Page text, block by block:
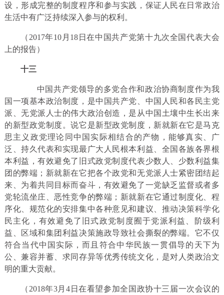
设，形成完整的制度程序和参与实践，保证人民在日常政治
生活中有广泛持续深入参与的权利。
（2017年10月18日在中国共产党第十九次全国代表大会
上的报告）
十三
中国共产党领导的多党合作和政治协商制度作为我
国一项基本政治制度，是中国共产党、中国人民和各民主党
派、无党派人士的伟大政治创造，是从中国土壤中生长出来
的新型政党制度。说它是新型政党制度，新就新在它是马克
思主义政党理论同中国实际相结合的产物，能够真实、广
泛、持久代表和实现最广大人民根本利益、全国各族各界根
本利益，有效避免了旧式政党制度代表少数人、少数利益集
团的弊端；新就新在它把各个政党和无党派人士紧密团结起
来、为着共同目标而奋斗，有效避免了一党缺乏监督或者多
党轮流坐庄、恶性竞争的弊端；新就新在它通过制度化、程
序化、规范化的安排集中各种意见和建议、推动决策科学化
民主化，有效避免了旧式政党制度囿于党派利益、阶级利
益、区域和集团利益决策施政导致社会撕裂的弊端。它不仅
符合当代中国实际，而且符合中华民族一贯倡导的天下为
公、兼容并蓄、求同存异等优秀传统文化，是对人类政治文
明的重大贡献。
（2018年3月4日在看望参加全国政协十三届一次会议的